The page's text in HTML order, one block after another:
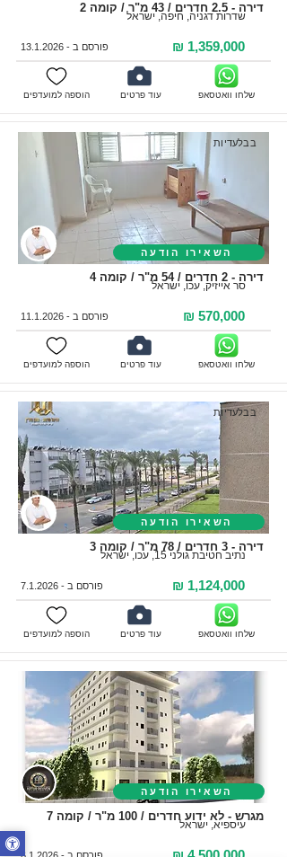
דירה - 2.5 חדרים / 43 מ"ר / קומה 2
שדרות דגניה, חיפה, ישראל
1,359,000 ₪ פורסם ב -13.1.2026
הוספה למועדפים שלחו וואטסאפ עוד פרטים
בבלעדיות
השאירו הודעה
דירה - 2 חדרים / 54 מ"ר / קומה 4
סר אייזיק, עכו, ישראל
570,000 ₪ פורסם ב -11.1.2026
הוספה למועדפים שלחו וואטסאפ עוד פרטים
בבלעדיות
השאירו הודעה
דירה - 3 חדרים / 78 מ"ר / קומה 3
נתיב חטיבת גולני 15, עכו, ישראל
1,124,000 ₪ פורסם ב - 7.1.2026
הוספה למועדפים שלחו וואטסאפ עוד פרטים
השאירו הודעה
מגרש - לא ידוע חדרים / 100 מ"ר / קומה 7
עיספיא, ישראל